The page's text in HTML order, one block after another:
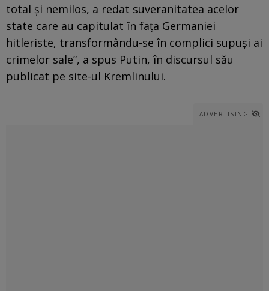
total şi nemilos, a redat suveranitatea acelor
state care au capitulat în faţa Germaniei
hitleriste, transformându-se în complici supuşi ai
crimelor sale”, a spus Putin, în discursul său
publicat pe site-ul Kremlinului.
ADVERTISING